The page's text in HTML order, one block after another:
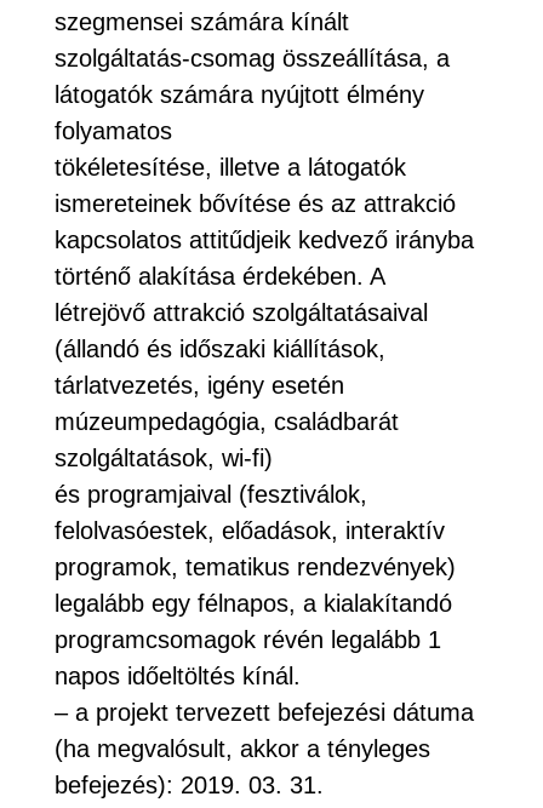
szegmensei számára kínált
szolgáltatás-csomag összeállítása, a
látogatók számára nyújtott élmény
folyamatos
tökéletesítése, illetve a látogatók
ismereteinek bővítése és az attrakció
kapcsolatos attitűdjeik kedvező irányba
történő alakítása érdekében. A
létrejövő attrakció szolgáltatásaival
(állandó és időszaki kiállítások,
tárlatvezetés, igény esetén
múzeumpedagógia, családbarát
szolgáltatások, wi-fi)
és programjaival (fesztiválok,
felolvasóestek, előadások, interaktív
programok, tematikus rendezvények)
legalább egy félnapos, a kialakítandó
programcsomagok révén legalább 1
napos időeltöltés kínál.
– a projekt tervezett befejezési dátuma
(ha megvalósult, akkor a tényleges
befejezés): 2019. 03. 31.